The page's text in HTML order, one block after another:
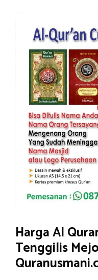
Harga Al
Tenggilis